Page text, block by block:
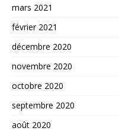
mars 2021
février 2021
décembre 2020
novembre 2020
octobre 2020
septembre 2020
août 2020